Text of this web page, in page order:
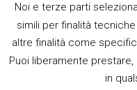
Un dettaglio così
agli scienziati di
aplogruppo più
che appartiene solo
Noi e terze parti
simili per finalità
altre finalità come
Puoi liberamente
in